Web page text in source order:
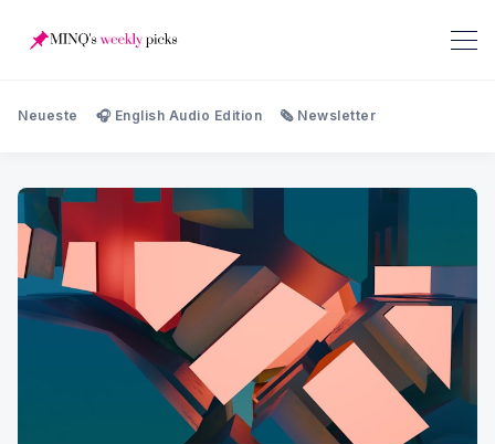
Neueste 🎧 English Audio Edition 🗞️ Newsletter